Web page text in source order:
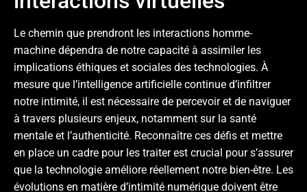
Le chemin que prendront les interactions homme-
machine dépendra de notre capacité à assimiler les
implications éthiques et sociales des technologies. À
mesure que l’intelligence artificielle continue d’infiltrer
notre intimité, il est nécessaire de percevoir et de naviguer
à travers plusieurs enjeux, notamment sur la santé
mentale et l’authenticité. Reconnaître ces défis et mettre
en place un cadre pour les traiter est crucial pour s’assurer
que la technologie améliore réellement notre bien-être. Les
évolutions en matière d’intimité numérique doivent être